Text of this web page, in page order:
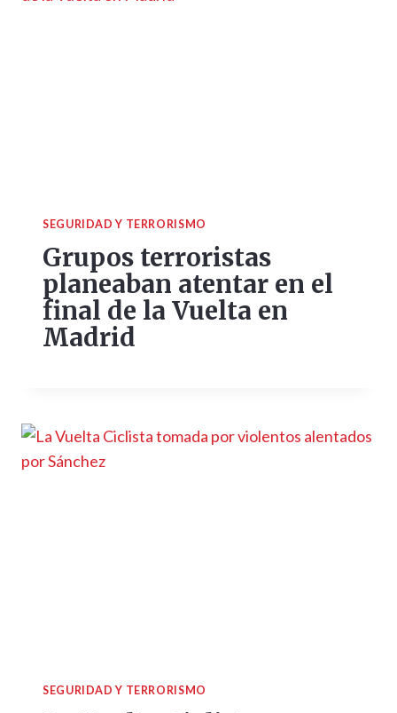
SEGURIDAD Y TERRORISMO
Grupos terroristas
planeaban atentar en el
final de la Vuelta en
Madrid
SEGURIDAD Y TERRORISMO